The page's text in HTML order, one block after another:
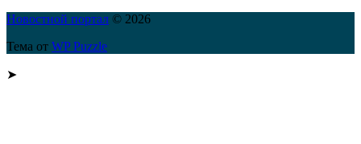
Новостной портал © 2026
Тема от WP Puzzle
➤